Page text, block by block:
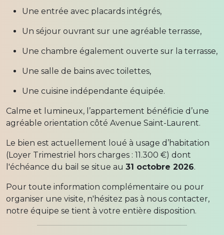
Une entrée avec placards intégrés,
Un séjour ouvrant sur une agréable terrasse,
Une chambre également ouverte sur la terrasse,
Une salle de bains avec toilettes,
Une cuisine indépendante équipée.
Calme et lumineux, l’appartement bénéficie d’une
agréable orientation côté Avenue Saint-Laurent.
Le bien est actuellement loué à usage d’habitation
(Loyer Trimestriel hors charges : 11.300 €) dont
l'échéance du bail se situe au 31 octobre 2026.
Pour toute information complémentaire ou pour
organiser une visite, n'hésitez pas à nous contacter,
notre équipe se tient à votre entière disposition.